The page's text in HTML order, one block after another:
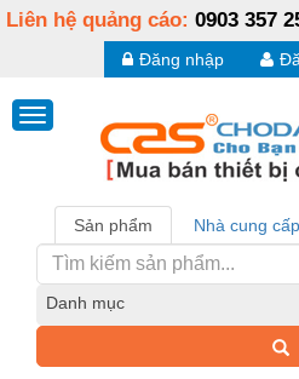
Liên hệ quảng cáo: 0903 357
Đăng nhập
Sản phẩm Nhà cung cấp
Danh mục